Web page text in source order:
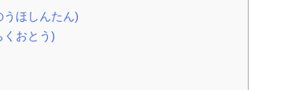
ほしんたん)
おとう)